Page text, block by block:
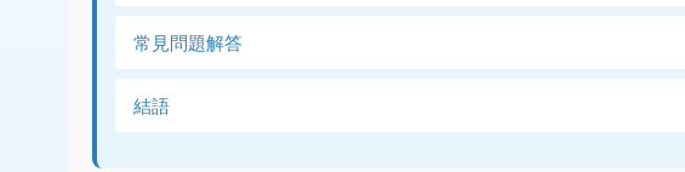
常見問題解答
結語